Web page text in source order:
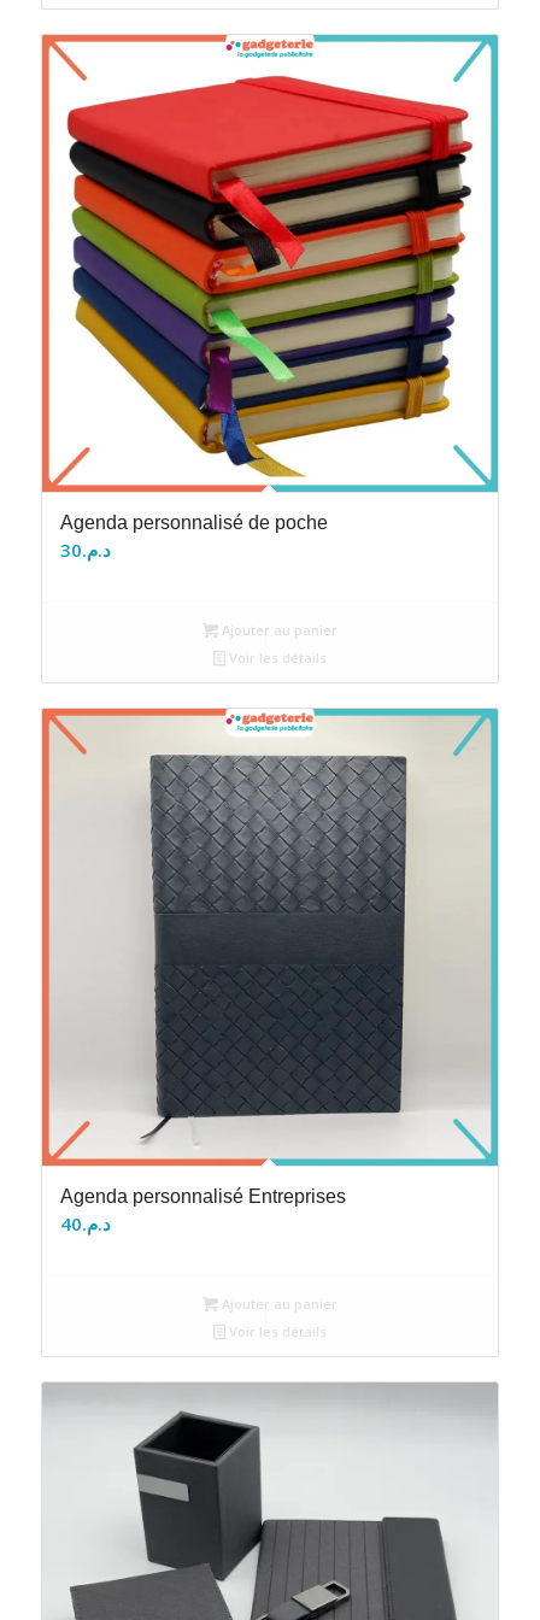
Agenda personnalisé de poche
د.م.30
Ajouter au panier
Voir les détails
Agenda personnalisé Entreprises
د.م.40
Ajouter au panier
Voir les détails